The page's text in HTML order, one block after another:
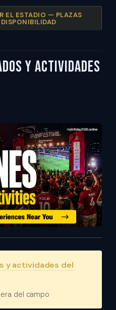
EL ESTADIO — PLAZAS
y Actividades
y actividades del
del campo